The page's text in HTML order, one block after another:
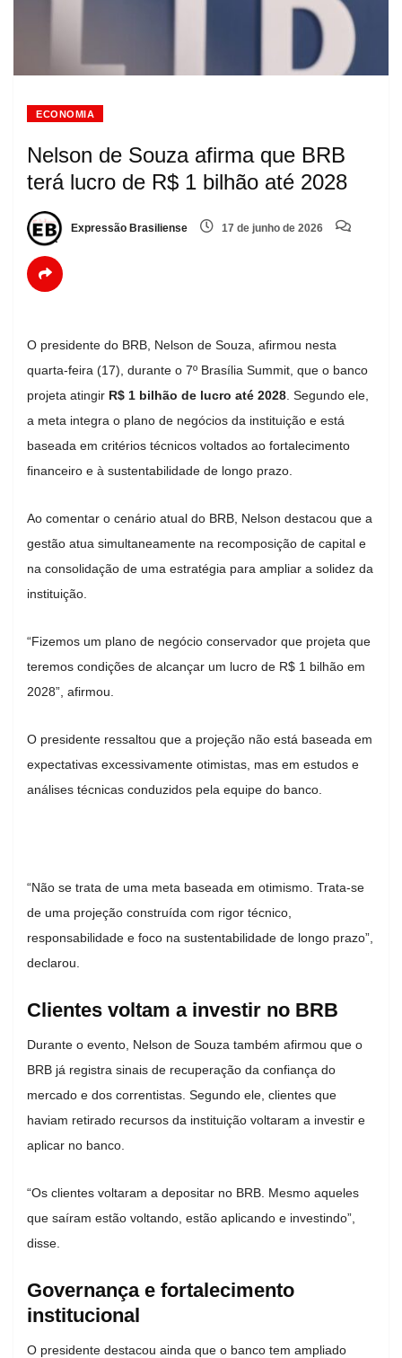
ECONOMIA
Nelson de Souza afirma que BRB
terá lucro de R$ 1 bilhão até 2028
Expressão Brasiliense 17 de junho de 2026
O presidente do BRB, Nelson de Souza, afirmou nesta
quarta-feira (17), durante o 7º Brasília Summit, que o banco
projeta atingir R$ 1 bilhão de lucro até 2028 . Segundo ele,
a meta integra o plano de negócios da instituição e está
baseada em critérios técnicos voltados ao fortalecimento
financeiro e à sustentabilidade de longo prazo.
Ao comentar o cenário atual do BRB, Nelson destacou que a
gestão atua simultaneamente na recomposição de capital e
na consolidação de uma estratégia para ampliar a solidez da
instituição.
“Fizemos um plano de negócio conservador que projeta que
teremos condições de alcançar um lucro de R$ 1 bilhão em
2028”, afirmou.
O presidente ressaltou que a projeção não está baseada em
expectativas excessivamente otimistas, mas em estudos e
análises técnicas conduzidos pela equipe do banco.
“Não se trata de uma meta baseada em otimismo. Trata-se
de uma projeção construída com rigor técnico,
responsabilidade e foco na sustentabilidade de longo prazo”,
declarou.
Clientes voltam a investir no BRB
Durante o evento, Nelson de Souza também afirmou que o
BRB já registra sinais de recuperação da confiança do
mercado e dos correntistas. Segundo ele, clientes que
haviam retirado recursos da instituição voltaram a investir e
aplicar no banco.
“Os clientes voltaram a depositar no BRB. Mesmo aqueles
que saíram estão voltando, estão aplicando e investindo”,
disse.
Governança e fortalecimento
institucional
O presidente destacou ainda que o banco tem ampliado